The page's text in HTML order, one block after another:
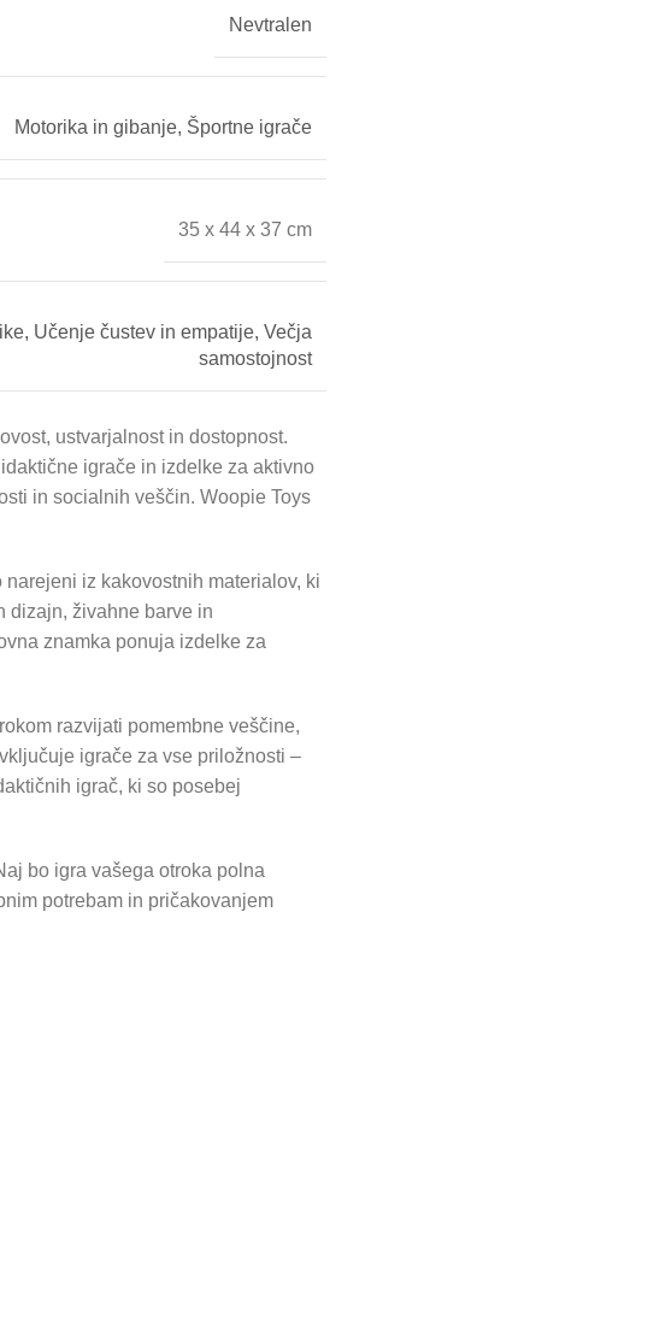
Nevtralen
Motorika in gibanje, Športne igrače
35 x 44 x 37 cm
, Učenje čustev in empatije, Večja
samostojnost
ustvarjalnost in dostopnost.
igrače in izdelke za aktivno
in socialnih veščin. Woopie Toys
iz kakovostnih materialov, ki
dizajn, živahne barve in
znamka ponuja izdelke za
razvijati pomembne veščine,
igrače za vse priložnosti –
igrač, ki so posebej
bo igra vašega otroka polna
potrebam in pričakovanjem